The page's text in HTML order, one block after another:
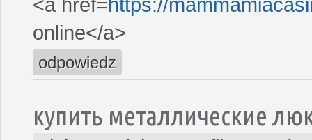
<a href=https://
online</a>
odpowiedz
купить металлические